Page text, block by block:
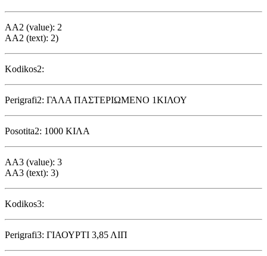
AA2 (value): 2
AA2 (text): 2)
Kodikos2:
Perigrafi2: ΓΑΛΑ ΠΑΣΤΕΡΙΩΜΕΝΟ 1ΚΙΛΟΥ
Posotita2: 1000 ΚΙΛΑ
AA3 (value): 3
AA3 (text): 3)
Kodikos3:
Perigrafi3: ΓΙΑΟΥΡΤΙ 3,85 ΛΙΠ